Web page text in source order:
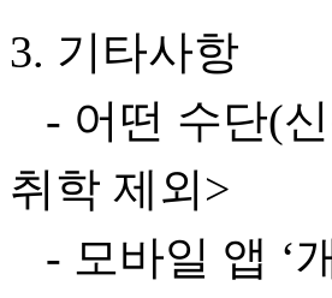
3. 기타사항
- 어떤 수단(
취학 제외>
- 모바일 앱 ‘